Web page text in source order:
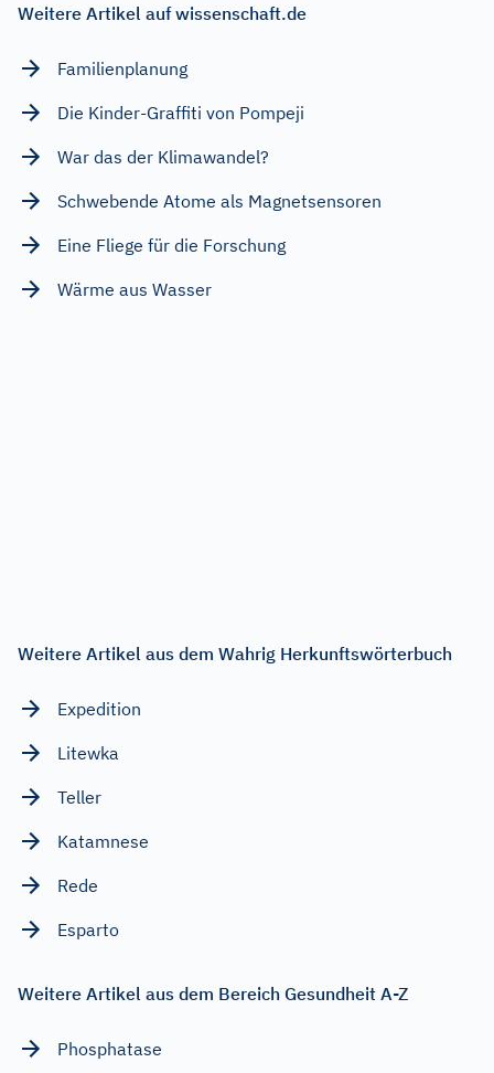
Weitere Artikel auf wissenschaft.de
Familienplanung
Die Kinder-Graffiti von Pompeji
War das der Klimawandel?
Schwebende Atome als Magnetsensoren
Eine Fliege für die Forschung
Wärme aus Wasser
Weitere Artikel aus dem Wahrig Herkunftswörterbuch
Expedition
Litewka
Teller
Katamnese
Rede
Esparto
Weitere Artikel aus dem Bereich Gesundheit A-Z
Phosphatase